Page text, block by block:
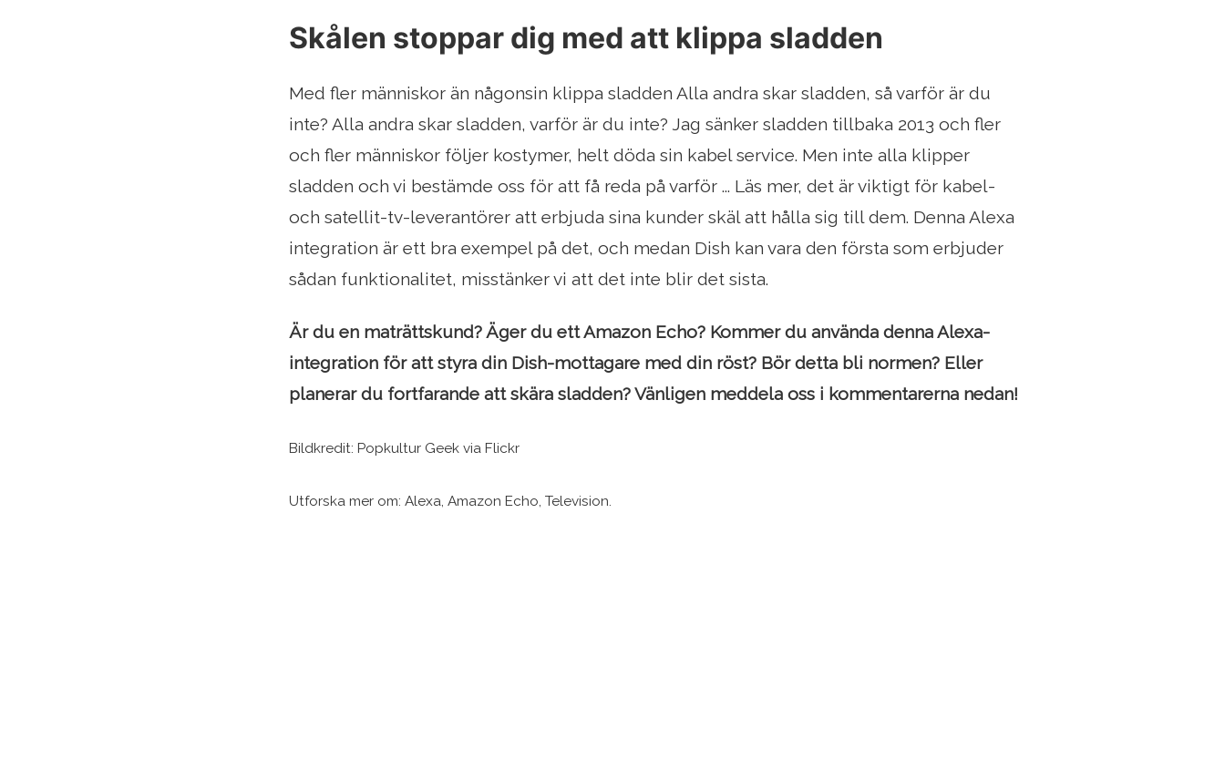
Skålen stoppar dig med att klippa sladden
Med fler människor än någonsin klippa sladden Alla andra skar sladden, så varför är du
inte? Alla andra skar sladden, varför är du inte? Jag sänker sladden tillbaka 2013 och fler
och fler människor följer kostymer, helt döda sin kabel service. Men inte alla klipper
sladden och vi bestämde oss för att få reda på varför ... Läs mer, det är viktigt för kabel-
och satellit-tv-leverantörer att erbjuda sina kunder skäl att hålla sig till dem. Denna Alexa
integration är ett bra exempel på det, och medan Dish kan vara den första som erbjuder
sådan funktionalitet, misstänker vi att det inte blir det sista.
Är du en maträttskund? Äger du ett Amazon Echo? Kommer du använda denna Alexa-
integration för att styra din Dish-mottagare med din röst? Bör detta bli normen? Eller
planerar du fortfarande att skära sladden? Vänligen meddela oss i kommentarerna nedan!
Bildkredit: Popkultur Geek via Flickr
Utforska mer om: Alexa, Amazon Echo, Television.